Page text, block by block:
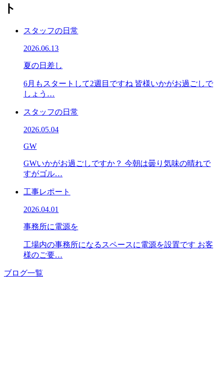
ト
スタッフの日常
2026.06.13
夏の日差し
6月もスタートして2週目ですね 皆様いかがお過ごしで
しょう…
スタッフの日常
2026.05.04
GW
GWいかがお過ごしですか？ 今朝は曇り気味の晴れで
すがゴル…
工事レポート
2026.04.01
事務所に電源を
工場内の事務所になるスペースに電源を設置です お客
様のご要…
ブログ一覧